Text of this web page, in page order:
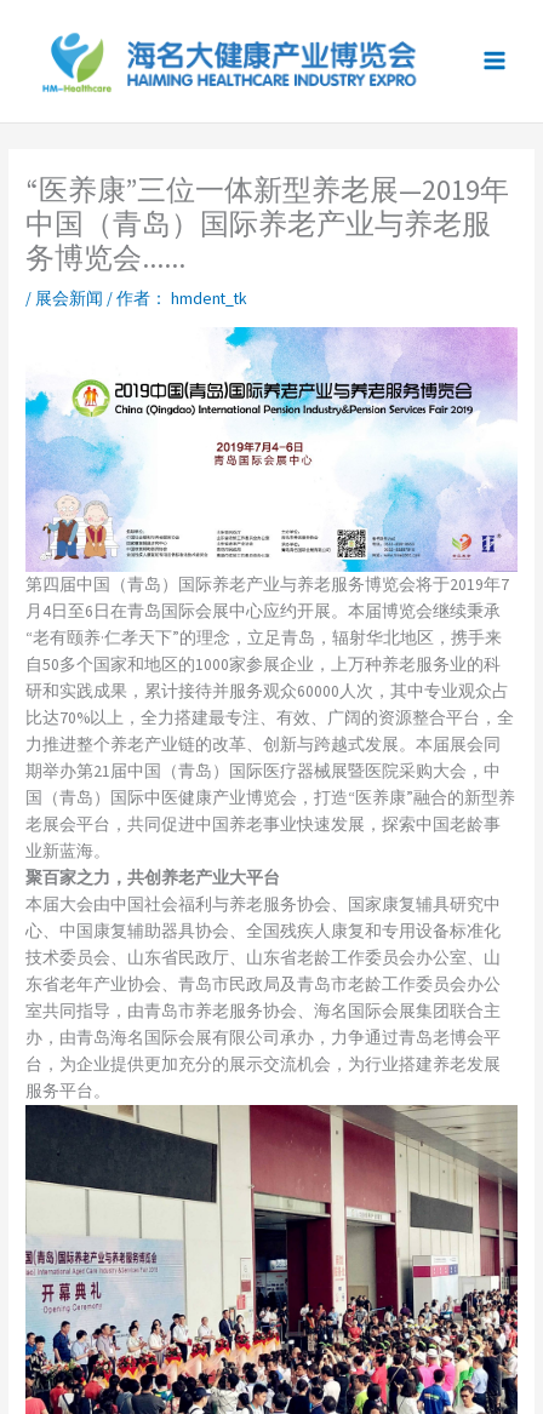
“医养康”三位一体新型养老展—2019年
中国（青岛）国际养老产业与养老服
务博览会......
/ 展会新闻 / 作者： hmdent_tk
第四届中国（青岛）国际养老产业与养老服务博览会将于2019年7
月4日至6日在青岛国际会展中心应约开展。本届博览会继续秉承
“老有颐养·仁孝天下”的理念，立足青岛，辐射华北地区，携手来
自50多个国家和地区的1000家参展企业，上万种养老服务业的科
研和实践成果，累计接待并服务观众60000人次，其中专业观众占
比达70%以上，全力搭建最专注、有效、广阔的资源整合平台，全
力推进整个养老产业链的改革、创新与跨越式发展。本届展会同
期举办第21届中国（青岛）国际医疗器械展暨医院采购大会，中
国（青岛）国际中医健康产业博览会，打造“医养康”融合的新型养
老展会平台，共同促进中国养老事业快速发展，探索中国老龄事
业新蓝海。
聚百家之力，共创养老产业大平台
本届大会由中国社会福利与养老服务协会、国家康复辅具研究中
心、中国康复辅助器具协会、全国残疾人康复和专用设备标准化
技术委员会、山东省民政厅、山东省老龄工作委员会办公室、山
东省老年产业协会、青岛市民政局及青岛市老龄工作委员会办公
室共同指导，由青岛市养老服务协会、海名国际会展集团联合主
办，由青岛海名国际会展有限公司承办，力争通过青岛老博会平
台，为企业提供更加充分的展示交流机会，为行业搭建养老发展
服务平台。